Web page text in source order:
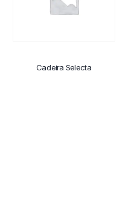
Cadeira Selecta